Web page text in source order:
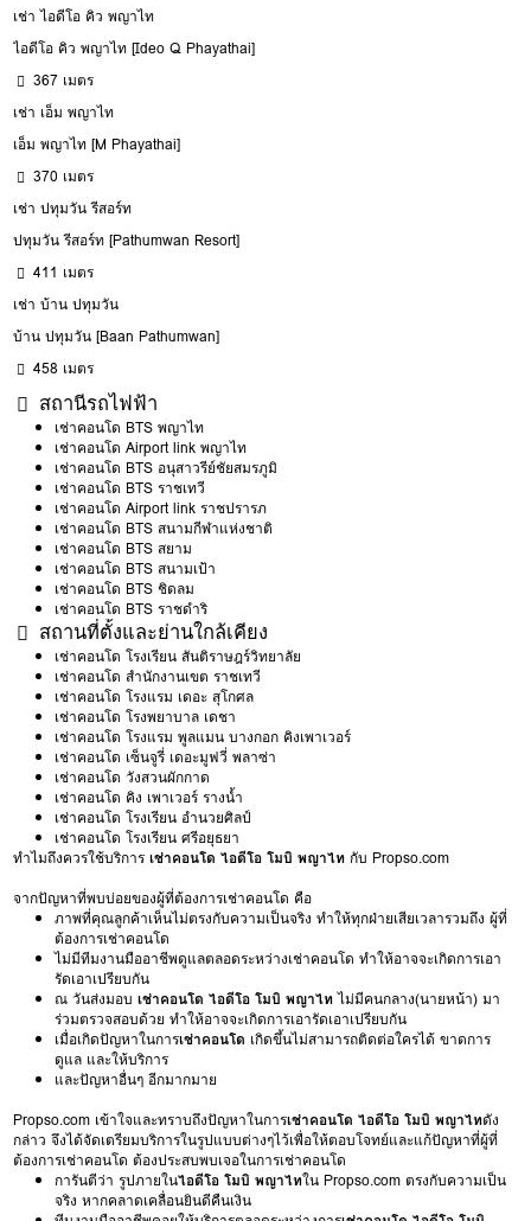
เช่า ไอดีโอ คิว พญาไท
ไอดีโอ คิว พญาไท [Ideo Q Phayathai]
367 เมตร
เช่า เอ็ม พญาไท
เอ็ม พญาไท [M Phayathai]
370 เมตร
เช่า ปทุมวัน รีสอร์ท
ปทุมวัน รีสอร์ท [Pathumwan Resort]
411 เมตร
เช่า บ้าน ปทุมวัน
บ้าน ปทุมวัน [Baan Pathumwan]
458 เมตร
สถานีรถไฟฟ้า
เช่าคอนโด BTS พญาไท
เช่าคอนโด Airport link พญาไท
เช่าคอนโด BTS อนุสาวรีย์ชัยสมรภูมิ
เช่าคอนโด BTS ราชเทวี
เช่าคอนโด Airport link ราชปรารภ
เช่าคอนโด BTS สนามกีฬาแห่งชาติ
เช่าคอนโด BTS สยาม
เช่าคอนโด BTS สนามเป้า
เช่าคอนโด BTS ชิดลม
เช่าคอนโด BTS ราชดำริ
สถานที่ตั้งและย่านใกล้เคียง
เช่าคอนโด โรงเรียน สันติราษฎร์วิทยาลัย
เช่าคอนโด สำนักงานเขต ราชเทวี
เช่าคอนโด โรงแรม เดอะ สุโกศล
เช่าคอนโด โรงพยาบาล เดชา
เช่าคอนโด โรงแรม พูลแมน บางกอก คิงเพาเวอร์
เช่าคอนโด เซ็นจูรี่ เดอะมูฟวี่ พลาซ่า
เช่าคอนโด วังสวนผักกาด
เช่าคอนโด คิง เพาเวอร์ รางน้ำ
เช่าคอนโด โรงเรียน อำนวยศิลป์
เช่าคอนโด โรงเรียน ศรีอยุธยา
ทำไมถึงควรใช้บริการเช่าคอนโด ไอดีโอ โมบิ พญาไท กับ Propso.com
จากปัญหาที่พบบ่อยของผู้ที่ต้องการเช่าคอนโด คือ
ภาพที่คุณลูกค้าเห็นไม่ตรงกับความเป็นจริง ทำให้ทุกฝ่ายเสียเวลารวมถึง ผู้ที่
ต้องการเช่าคอนโด
ไม่มีทีมงานมืออาชีพดูแลตลอดระหว่างเช่าคอนโด ทำให้อาจจะเกิดการเอา
รัดเอาเปรียบกัน
ณ วันส่งมอบเช่าคอนโด ไอดีโอ โมบิ พญาไทไม่มีคนกลาง(นายหน้า) มา
ร่วมตรวจสอบด้วย ทำให้อาจจะเกิดการเอารัดเอาเปรียบกัน
เมื่อเกิดปัญหาในการเช่าคอนโด เกิดขึ้นไม่สามารถติดต่อใครได้ ขาดการ
ดูแล และให้บริการ
และปัญหาอื่นๆ อีกมากมาย
Propso.com เข้าใจและทราบถึงปัญหาในการเช่าคอนโด ไอดีโอ โมบิ พญาไทดัง
กล่าว จึงได้จัดเตรียมบริการในรูปแบบต่างๆไว้เพื่อให้ตอบโจทย์และแก้ปัญหาที่ผู้ที่
ต้องการเช่าคอนโด ต้องประสบพบเจอในการเช่าคอนโด
การันตีว่า รูปภายในไอดีโอ โมบิ พญาไทใน Propso.com ตรงกับความเป็น
จริง หากคลาดเคลื่อนยินดีคืนเงิน